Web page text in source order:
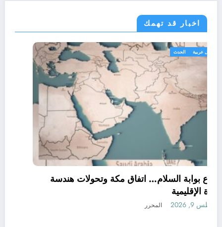
اخبار قد تهمك
أحوال عربية الحدث
الردع بوابة السلام… اتفاق مكة وتحولات هندسة
القوة الإقليمية
أغسطس 9, 2026